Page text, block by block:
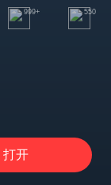
999+ 550
打开